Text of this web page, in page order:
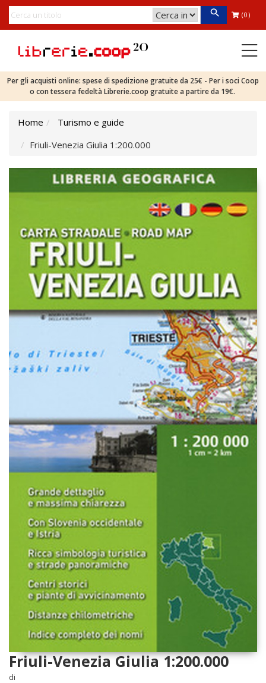
(0)
Per gli acquisti online: spese di spedizione gratuite da 25€ - Per i soci Coop
o con tessera fedeltà Librerie.coop gratuite a partire da 19€.
Home
Turismo e guide
Friuli-Venezia Giulia 1:200.000
Friuli-Venezia Giulia 1:200.000
di